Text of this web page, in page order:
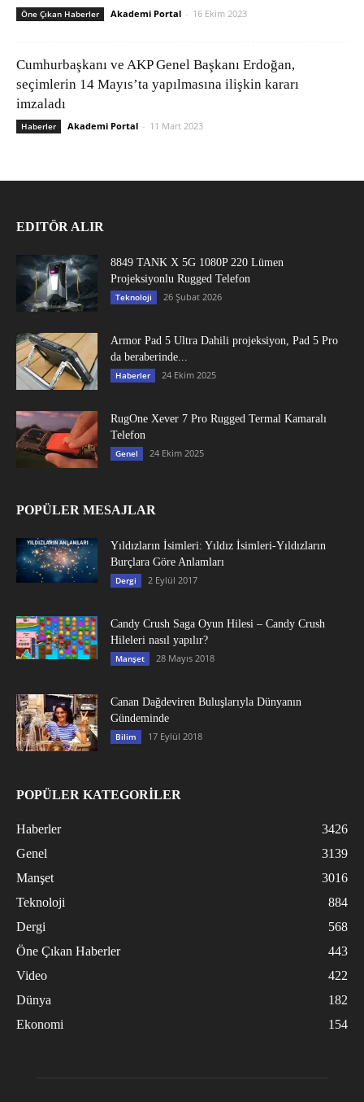
Öne Çıkan Haberler Akademi Portal - 16 Ekim 2023
Cumhurbaşkanı ve AKP Genel Başkanı Erdoğan,
seçimlerin 14 Mayıs’ta yapılmasına ilişkin kararı
imzaladı
Haberler Akademi Portal - 11 Mart 2023
EDITÖR ALIR
8849 TANK X 5G 1080P 220 Lümen
Projeksiyonlu Rugged Telefon
Teknoloji 26 Şubat 2026
Armor Pad 5 Ultra Dahili projeksiyon, Pad 5 Pro
da beraberinde...
Haberler 24 Ekim 2025
RugOne Xever 7 Pro Rugged Termal Kamaralı
Telefon
Genel 24 Ekim 2025
POPÜLER MESAJLAR
Yıldızların İsimleri: Yıldız İsimleri-Yıldızların
Burçlara Göre Anlamları
Dergi 2 Eylül 2017
Candy Crush Saga Oyun Hilesi – Candy Crush
Hileleri nasıl yapılır?
Manşet 28 Mayıs 2018
Canan Dağdeviren Buluşlarıyla Dünyanın
Gündeminde
Bilim 17 Eylül 2018
POPÜLER KATEGORİLER
Haberler
3426
Genel
3139
Manşet
3016
Teknoloji
884
Dergi
568
Öne Çıkan Haberler
443
Video
422
Dünya
182
Ekonomi
154